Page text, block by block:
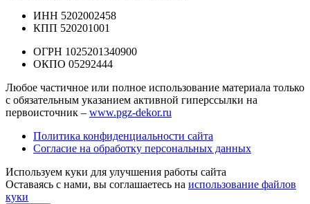
ИНН 5202002458
КПП 520201001
ОГРН 1025201340900
ОКПО 05292444
Любое частичное или полное использование материала только
с обязательным указанием активной гиперссылки на
первоисточник – www.pgz-dekor.ru
Политика конфиденциальности сайта
Согласие на обработку персональных данных
Используем куки для улучшения работы сайта
Оставаясь с нами, вы соглашаетесь на использование файлов
куки